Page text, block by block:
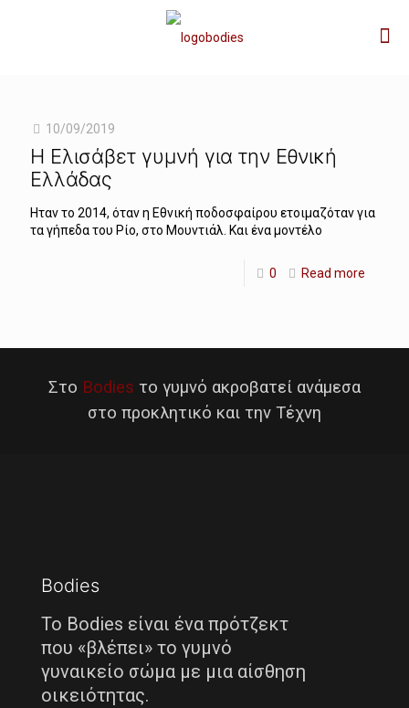
10/09/2019
Η Ελισάβετ γυμνή για την Εθνική
Ελλάδας
Ηταν το 2014, όταν η Εθνική ποδοσφαίρου ετοιμαζόταν για
τα γήπεδα του Ρίο, στο Μουντιάλ. Και ένα μοντέλο
0 Read more
Στο Bodies το γυμνό ακροβατεί ανάμεσα
στο προκλητικό και την Τέχνη
Bodies
Το Bodies είναι ένα πρότζεκτ
που «βλέπει» το γυμνό
γυναικείο σώμα με μια αίσθηση
οικειότητας.